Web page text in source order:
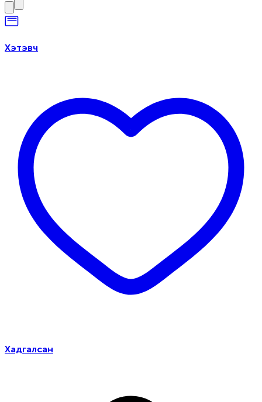
Хэтэвч
Хадгалсан